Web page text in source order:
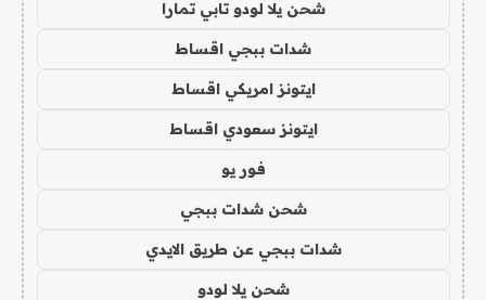
شحن يلا لودو تابي تمارا
شدات ببجي اقساط
ايتونز امريكي اقساط
ايتونز سعودي اقساط
فور يو
شحن شدات ببجي
شدات ببجي عن طريق الايدي
شحن يلا لودو